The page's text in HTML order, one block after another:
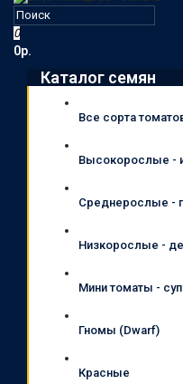
0
0р.
Каталог семян
Все сорта
Высокорослые -
Среднерослые -
Низкорослые -
Мини томаты -
Гномы (Dwarf)
Красные